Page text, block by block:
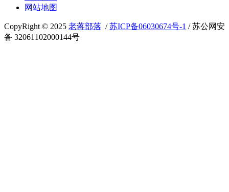
网站地图
CopyRight © 2025 老蒋部落 /苏ICP备06030674号-1 / 苏公网安
备 32061102000144号